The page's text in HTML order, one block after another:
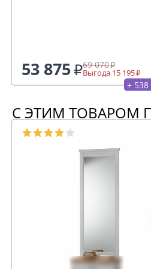
53 875 69 070
Выгода 15 195
+ 538
С ЭТИМ ТОВАРОМ